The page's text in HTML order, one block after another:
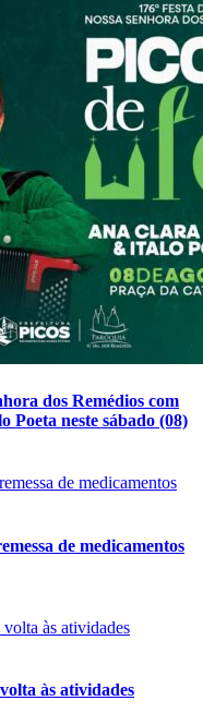
dos Remédios com
Poeta neste sábado (08)
de medicamentos
às atividades